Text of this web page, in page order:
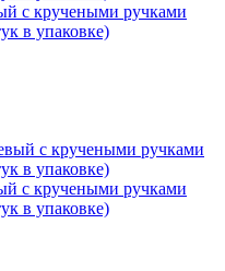
с кручеными ручками
в упаковке)
с кручеными ручками
в упаковке)